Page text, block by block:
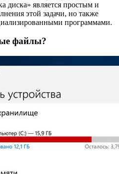
диска» является простым и
этой задачи, но также
программами.
файлы?